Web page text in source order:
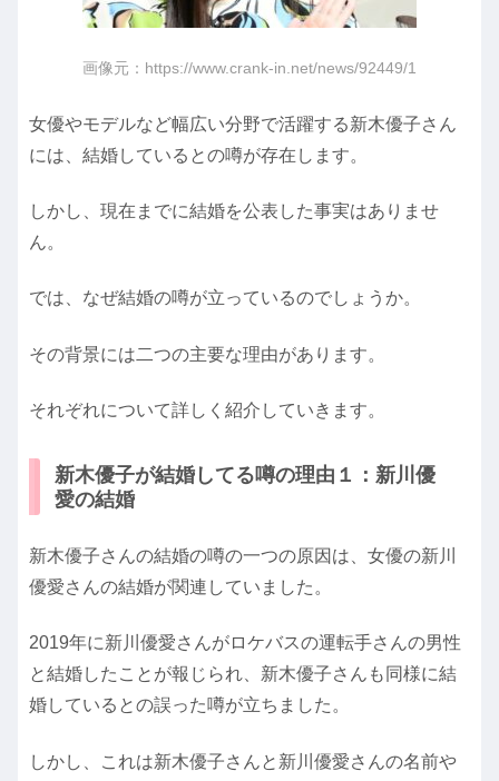
画像元：https://www.crank-in.net/news/92449/1
女優やモデルなど幅広い分野で活躍する新木優子さん
には、結婚しているとの噂が存在します。
しかし、現在までに結婚を公表した事実はありませ
ん。
では、なぜ結婚の噂が立っているのでしょうか。
その背景には二つの主要な理由があります。
それぞれについて詳しく紹介していきます。
新木優子が結婚してる噂の理由１：新川優
愛の結婚
新木優子さんの結婚の噂の一つの原因は、女優の新川
優愛さんの結婚が関連していました。
2019年に新川優愛さんがロケバスの運転手さんの男性
と結婚したことが報じられ、新木優子さんも同様に結
婚しているとの誤った噂が立ちました。
しかし、これは新木優子さんと新川優愛さんの名前や